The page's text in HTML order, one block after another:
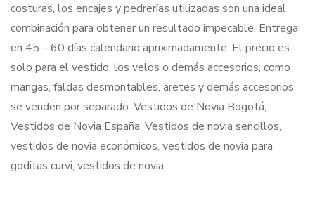
costuras, los encajes y pedrerías utilizadas son una ideal
combinación para obtener un resultado impecable. Entrega
en 45 – 60 días calendario apriximadamente. El precio es
solo para el vestido, los velos o demás accesorios, como
mangas, faldas desmontables, aretes y demás accesorios
se venden por separado. Vestidos de Novia Bogotá,
Vestidos de Novia España, Vestidos de novia sencillos,
vestidos de novia económicos, vestidos de novia para
goditas curvi, vestidos de novia.